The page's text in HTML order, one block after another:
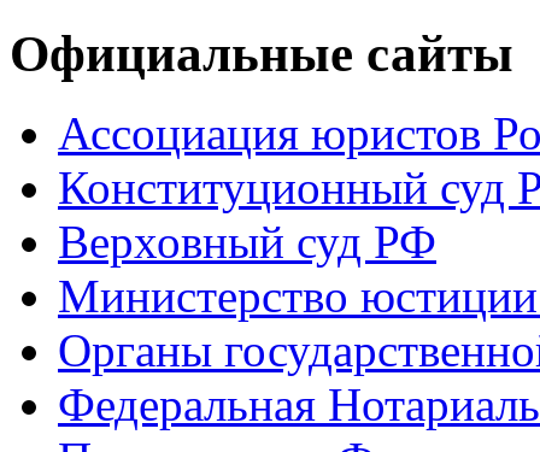
Официальные сайты
Ассоциация юристов
Конституционный суд
Верховный суд РФ
Министерство
Органы
Федеральная